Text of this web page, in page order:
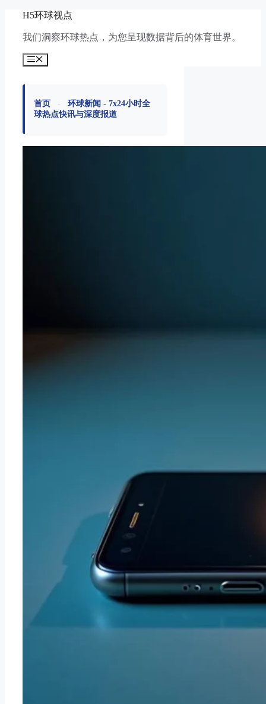
H5环球视点
我们洞察环球热点，为您呈现数据背后的体育世界。
菜
首页 -
环球新闻 - 7x24小时全
球热点快讯与深度报道